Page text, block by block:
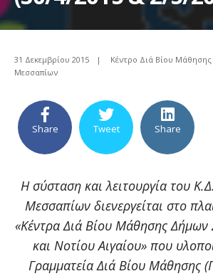
31 Δεκεμβρίου 2015 | Κέντρο Διά Βίου Μάθησης
Μεσσαπίων
Share Tweet Share
Η σύσταση και λειτουργία του
Μεσσαπίων διενεργείται στo
«Κέντρα Διά Βίου Μάθησης Δήμων
και Νοτίου Αιγαίου» που
Γραμματεία Διά Βίου Μάθησης